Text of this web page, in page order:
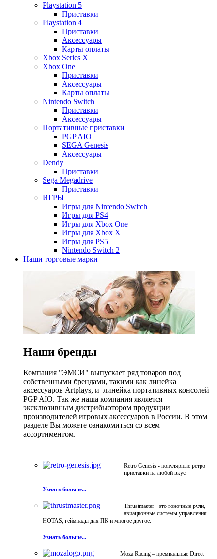
Playstation 5
Приставки
Playstation 4
Приставки
Аксессуары
Карты оплаты
Xbox Series X
Xbox One
Приставки
Аксессуары
Карты оплаты
Nintendo Switch
Приставки
Аксессуары
Портативные приставки
PGP AIO
SEGA Genesis
Аксессуары
Dendy
Приставки
Sega Megadrive
Приставки
ИГРЫ
Игры для Nintendo Switch
Игры для PS4
Игры для Xbox One
Игры для Xbox X
Игры для PS5
Nintendo Switch 2
Наши торговые марки
Наши бренды
Компания "ЭМСИ" выпускает ряд товаров под
собственными брендами, такими как линейка
аксессуаров Artplays, и линейка портативных консолей
PGP AIO. Так же наша компания является
эксклюзивным дистрибьютором продукции
производителей игровых аксессуаров в России. В этом
разделе Вы можете ознакомиться со всем
ассортиментом.
Retro Genesis - популярные ретро
приставки на любой вкус
Узнать больше...
Thrustmaster - это гоночные рули,
авиационные системы управления
HOTAS, геймпады для ПК и многое другое.
Узнать больше...
Moza Racing – премиальные Direct